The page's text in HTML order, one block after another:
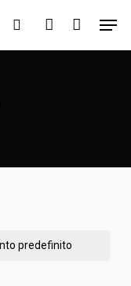
search accountClose